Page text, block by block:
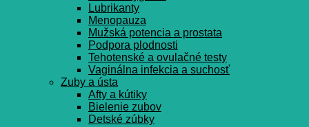
Lubrikanty
Menopauza
Mužská potencia a prostata
Podpora plodnosti
Tehotenské a ovulačné testy
Vaginálna infekcia a suchosť
Zuby a ústa
Afty a kútiky
Bielenie zubov
Detské zúbky